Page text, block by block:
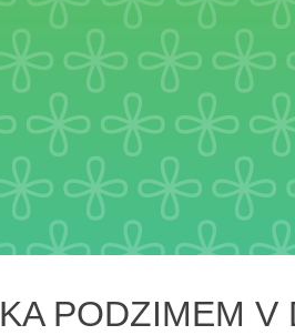
PODZIMEM V